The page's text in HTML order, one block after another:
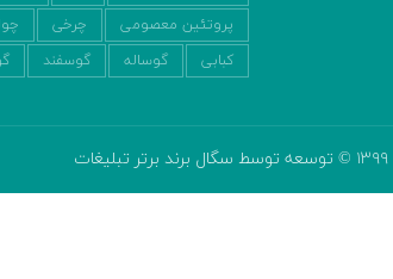
پروتئین معصومی
چرخی
کبابی
گوساله گوسفند
توسعه توسط سگال برند برتر تبلیغات